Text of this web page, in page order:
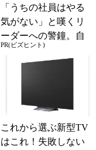
「うちの社員はやる
気がない」と嘆くリ
ーダーへの警鐘。自
律型組織をつくる前
に外せない、たった
PR(ビズヒント)
これから選ぶ新型TV
はこれ！失敗しない